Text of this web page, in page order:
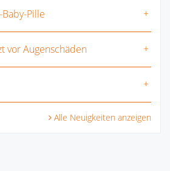
Pille
vor Augenschäden
Alle Neuigkeiten anzeigen